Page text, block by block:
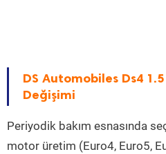
DS Automobiles Ds4
Değişimi
Periyodik bakım esnasında
motor üretim (Euro4, Euro5,